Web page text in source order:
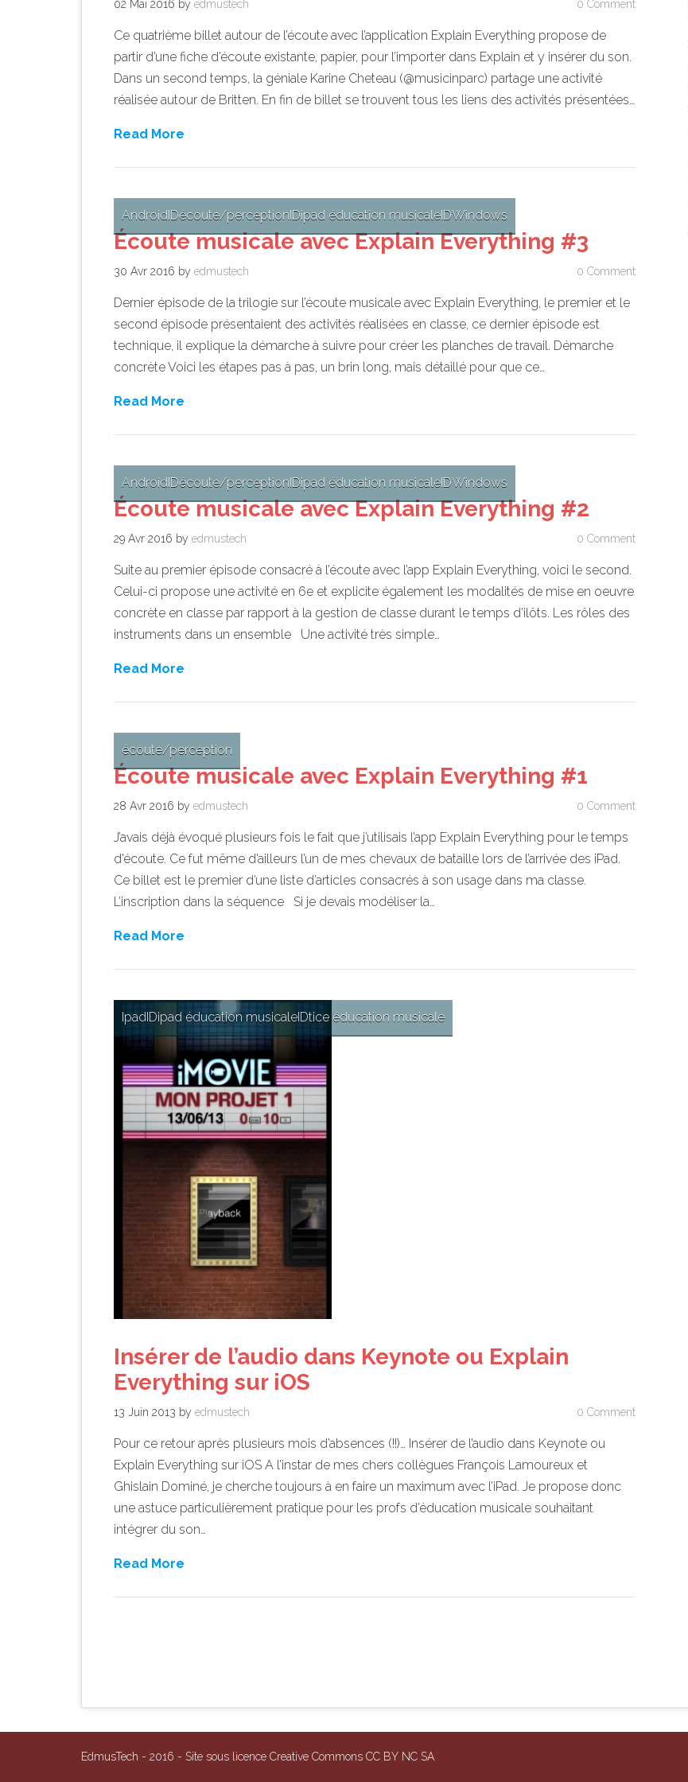
02 Mai 2016 by edmustech 0 Comment
Ce quatrième billet autour de l’écoute avec l’application Explain Everything propose de
partir d’une fiche d’écoute existante, papier, pour l’importer dans Explain et y insérer du son.
Dans un second temps, la géniale Karine Cheteau (@musicinparc) partage une activité
réalisée autour de Britten. En fin de billet se trouvent tous les liens des activités présentées…
Read More
AndroidIDécoute/perceptionIDipad éducation musicaleIDWindows
Écoute musicale avec Explain Everything #3
30 Avr 2016 by edmustech 0 Comment
Dernier épisode de la trilogie sur l’écoute musicale avec Explain Everything, le premier et le
second épisode présentaient des activités réalisées en classe, ce dernier épisode est
technique, il explique la démarche à suivre pour créer les planches de travail. Démarche
concrète Voici les étapes pas à pas, un brin long, mais détaillé pour que ce…
Read More
AndroidIDécoute/perceptionIDipad éducation musicaleIDWindows
Écoute musicale avec Explain Everything #2
29 Avr 2016 by edmustech 0 Comment
Suite au premier épisode consacré à l’écoute avec l’app Explain Everything, voici le second.
Celui-ci propose une activité en 6e et explicite également les modalités de mise en oeuvre
concrète en classe par rapport à la gestion de classe durant le temps d’ilôts. Les rôles des
instruments dans un ensemble Une activité très simple…
Read More
écoute/perception
Écoute musicale avec Explain Everything #1
28 Avr 2016 by edmustech 0 Comment
J’avais déjà évoqué plusieurs fois le fait que j’utilisais l’app Explain Everything pour le temps
d’écoute. Ce fut même d’ailleurs l’un de mes chevaux de bataille lors de l’arrivée des iPad.
Ce billet est le premier d’une liste d’articles consacrés à son usage dans ma classe.
L’inscription dans la séquence Si je devais modéliser la…
Read More
IpadIDipad éducation musicaleIDtice éducation musicale
Insérer de l’audio dans Keynote ou Explain
Everything sur iOS
13 Juin 2013 by edmustech 0 Comment
Pour ce retour après plusieurs mois d’absences (!!)… Insérer de l’audio dans Keynote ou
Explain Everything sur iOS A l’instar de mes chers collègues François Lamoureux et
Ghislain Dominé, je cherche toujours à en faire un maximum avec l’iPad. Je propose donc
une astuce particulièrement pratique pour les profs d’éducation musicale souhaitant
intégrer du son…
Read More
EdmusTech - 2016 - Site sous licence Creative Commons CC BY NC SA